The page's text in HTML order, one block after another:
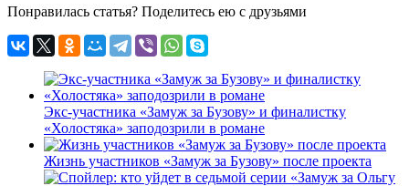
Понравилась статья? Поделитесь ею с друзьями
Экс-участника «Замуж за Бузову» и финалистку
«Холостяка» заподозрили в романе
Жизнь участников «Замуж за Бузову» после проекта